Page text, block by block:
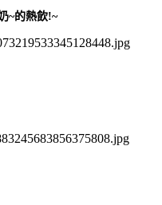
~的熱飲!~